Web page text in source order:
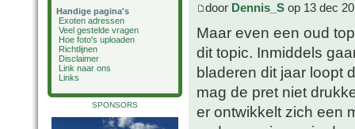
Handige pagina's
Exoten adressen
Veel gestelde vragen
Hoe foto's uploaden
Richtlijnen
Disclaimer
Link naar ons
Links
SPONSORS
door Dennis_S op 13 dec
Maar even een oud
dit topic. Inmiddels
bladeren dit jaar loopt
mag de pret niet
er ontwikkelt zich een